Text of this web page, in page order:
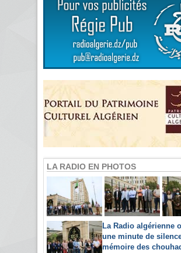
LA RADIO EN PHOTOS
La Radio algérienne
une minute de
mémoire des